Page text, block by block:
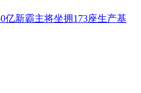
亿新霸主将坐拥173座生产基